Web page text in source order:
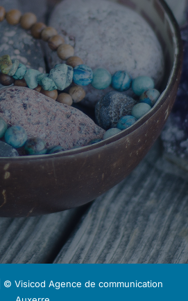
| © Visicod Agence de communication